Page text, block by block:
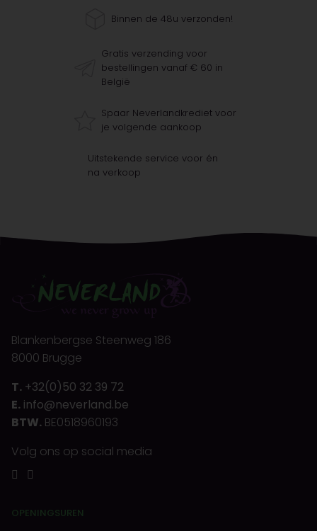
Binnen de 48u verzonden!
Gratis verzending voor
bestellingen vanaf € 60 in
België
Spaar Neverlandkrediet voor
je volgende aankoop
Uitstekende service voor én
na verkoop
Blankenbergse Steenweg 186
8000 Brugge
T. +32(0)50 32 39 72
E. info@neverland.be
BTW. BE0518960193
Volg ons op social media
OPENINGSUREN